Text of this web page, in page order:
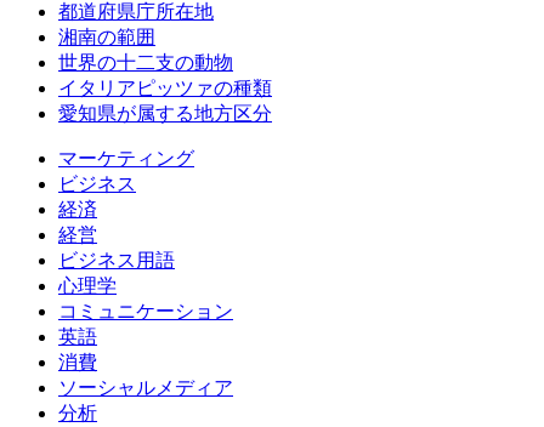
都道府県庁所在地
湘南の範囲
世界の十二支の動物
イタリアピッツァの種類
愛知県が属する地方区分
マーケティング
ビジネス
経済
経営
ビジネス用語
心理学
コミュニケーション
英語
消費
ソーシャルメディア
分析